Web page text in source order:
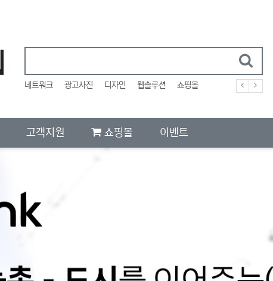
네트워크 광고사진 디자인 웹솔루션 쇼핑몰
고객지원 쇼핑몰 이벤트